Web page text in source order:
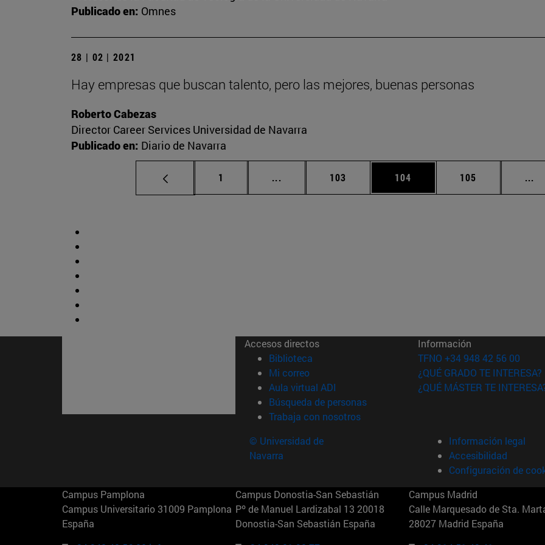
Publicado en: Omnes
28 | 02 | 2021
Hay empresas que buscan talento, pero las mejores, buenas personas
Roberto Cabezas
Director Career Services Universidad de Navarra
Publicado en: Diario de Navarra
Página
1 ... Páginas intermedias Use TAB para desplazarse.
Página
103 Página
104 Página
105 ...
Accesos directos
Biblioteca (abre en nueva ventana)
Mi correo(abre en nueva ventana)
Aula virtual ADI (abre en nueva ventana)
Búsqueda de personas(abre en nueva ventana)
Trabaja con nosotros(abre en nueva ventana)
Información
TFNO +34 948 42 56 00
¿QUÉ GRADO TE INTERESA?
¿QUÉ MÁSTER TE
© Universidad de
Navarra
Información legal
Accesibilidad
Configuración de
Campus Pamplona
Campus Universitario 31009 Pamplona
España
Campus Donostia-San Sebastián
Pº de Manuel Lardizabal 13 20018
Donostia-San Sebastián España
Campus Madrid
Calle Marquesado de Sta.
28027 Madrid España